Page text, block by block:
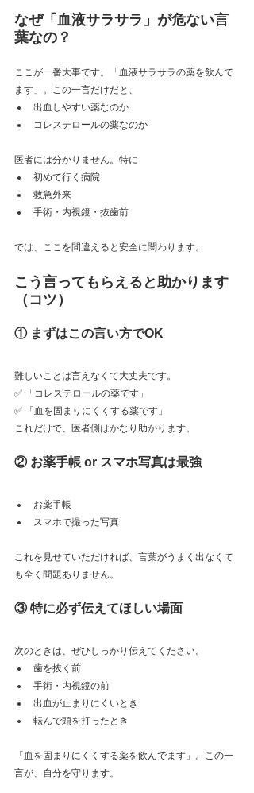
なぜ「血液サラサラ」が危ない言
葉なの？
ここが一番大事です。「血液サラサラの薬を飲んで
ます」。この一言だけだと、
出血しやすい薬なのか
コレステロールの薬なのか
医者には分かりません。特に
初めて行く病院
救急外来
手術・内視鏡・抜歯前
では、ここを間違えると安全に関わります。
こう言ってもらえると助かります
（コツ）
① まずはこの言い方でOK
難しいことは言えなくて大丈夫です。
✅ 「コレステロールの薬です」
✅ 「血を固まりにくくする薬です」
これだけで、医者側はかなり助かります。
② お薬手帳 or スマホ写真は最強
お薬手帳
スマホで撮った写真
これを見せていただければ、言葉がうまく出なくて
も全く問題ありません。
③ 特に必ず伝えてほしい場面
次のときは、ぜひしっかり伝えてください。
歯を抜く前
手術・内視鏡の前
出血が止まりにくいとき
転んで頭を打ったとき
「血を固まりにくくする薬を飲んでます」。この一
言が、自分を守ります。